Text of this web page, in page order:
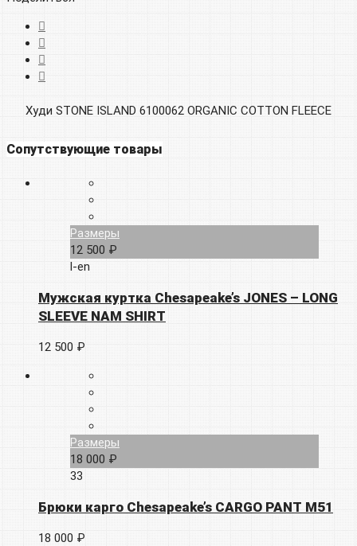
Худи STONE ISLAND 6100062 ORGANIC COTTON FLEECE
Сопутствующие товары
Размеры
12 500 ₽
l-en
Мужская куртка Chesapeake’s JONES – LONG
SLEEVE NAM SHIRT
12 500 ₽
Размеры
18 000 ₽
33
Брюки карго Chesapeake’s CARGO PANT M51
18 000 ₽